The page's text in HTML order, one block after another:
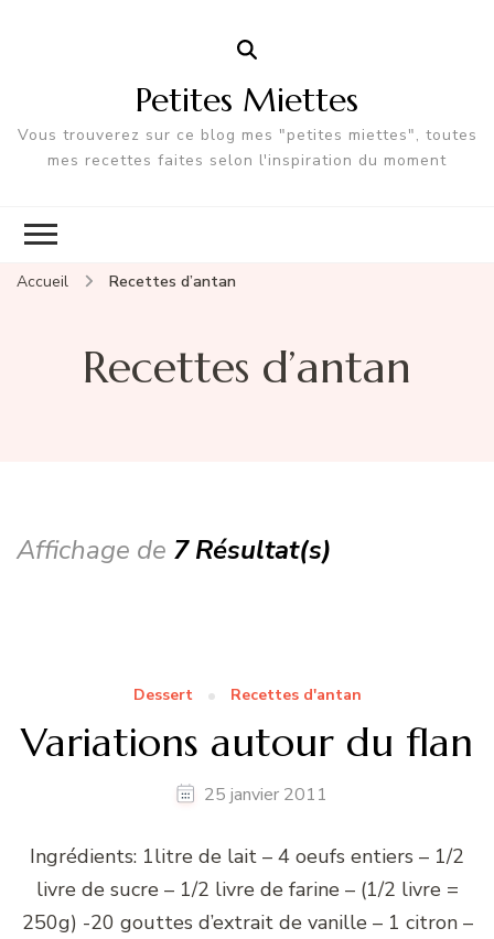
Petites Miettes
Vous trouverez sur ce blog mes "petites miettes", toutes
mes recettes faites selon l'inspiration du moment
Accueil Recettes d’antan
Recettes d’antan
Affichage de 7 Résultat(s)
Dessert Recettes d'antan
Variations autour du flan
25 janvier 2011
Ingrédients: 1litre de lait – 4 oeufs entiers – 1/2
livre de sucre – 1/2 livre de farine – (1/2 livre =
250g) -20 gouttes d’extrait de vanille – 1 citron –